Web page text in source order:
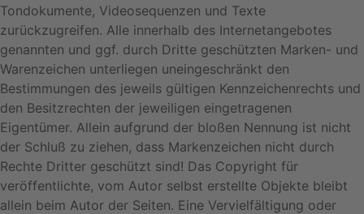
Tondokumente, Videosequenzen und Texte
zurückzugreifen. Alle innerhalb des Internetangebotes
genannten und ggf. durch Dritte geschützten Marken- und
Warenzeichen unterliegen uneingeschränkt den
Bestimmungen des jeweils gültigen Kennzeichenrechts und
den Besitzrechten der jeweiligen eingetragenen
Eigentümer. Allein aufgrund der bloßen Nennung ist nicht
der Schluß zu ziehen, dass Markenzeichen nicht durch
Rechte Dritter geschützt sind! Das Copyright für
veröffentlichte, vom Autor selbst erstellte Objekte bleibt
allein beim Autor der Seiten. Eine Vervielfältigung oder